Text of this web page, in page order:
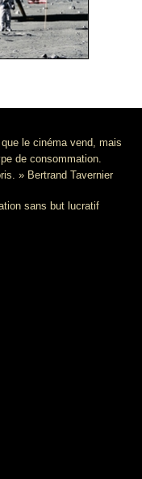
le cinéma vend, mais
de consommation.
» Bertrand Tavernier
sans but lucratif